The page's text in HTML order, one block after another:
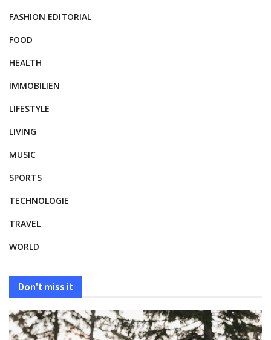
FASHION EDITORIAL
FOOD
HEALTH
IMMOBILIEN
LIFESTYLE
LIVING
MUSIC
SPORTS
TECHNOLOGIE
TRAVEL
WORLD
Don't miss it